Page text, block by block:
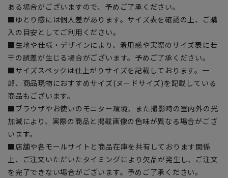
ある場合がございますので、予めご了承ください。
■ゆとり感には個人差があります。サイズ表を確認の上、ご購
入の目安としてご利用ください。
■生地や仕様・デザインにより、着用感や実際のサイズ表に若
干の誤差が生じる場合がございます。予めご了承ください。
■サイズスペックは仕上がりサイズを記載しております。一
部、商品現物におすすめサイズ(ヌードサイズ)を記載している
商品もございます。
■ブラウザやお使いのモニター環境、また撮影時の室内外の光
加減により、実際の商品と掲載画像の色味が異なる場合がござ
います。
■店舗や各モールサイトと商品在庫を共有しております関係
上、ご注文いただいたタイミングにより欠品が発生し、ご注文
を完了できない場合がございます。予めご了承ください。